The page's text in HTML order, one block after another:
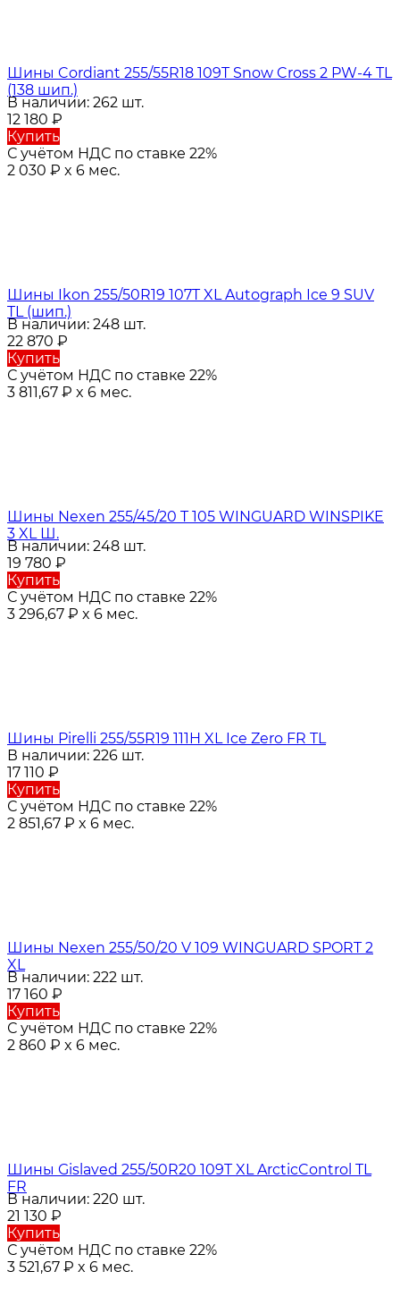
Шины Cordiant 255/55R18 109T Snow Cross 2 PW-4 TL
(138 шип.)
В наличии: 262 шт.
12 180 ₽
Купить
С учётом НДС по ставке 22%
2 030 ₽ x 6 мес.
Шины Ikon 255/50R19 107T XL Autograph Ice 9 SUV
TL (шип.)
В наличии: 248 шт.
22 870 ₽
Купить
С учётом НДС по ставке 22%
3 811,67 ₽ x 6 мес.
Шины Nexen 255/45/20 T 105 WINGUARD WINSPIKE
3 XL Ш.
В наличии: 248 шт.
19 780 ₽
Купить
С учётом НДС по ставке 22%
3 296,67 ₽ x 6 мес.
Шины Pirelli 255/55R19 111H XL Ice Zero FR TL
В наличии: 226 шт.
17 110 ₽
Купить
С учётом НДС по ставке 22%
2 851,67 ₽ x 6 мес.
Шины Nexen 255/50/20 V 109 WINGUARD SPORT 2
XL
В наличии: 222 шт.
17 160 ₽
Купить
С учётом НДС по ставке 22%
2 860 ₽ x 6 мес.
Шины Gislaved 255/50R20 109T XL ArcticControl TL
FR
В наличии: 220 шт.
21 130 ₽
Купить
С учётом НДС по ставке 22%
3 521,67 ₽ x 6 мес.